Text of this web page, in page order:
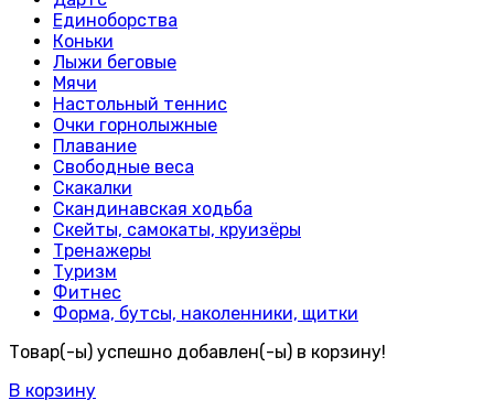
Единоборства
Коньки
Лыжи беговые
Мячи
Настольный теннис
Очки горнолыжные
Плавание
Свободные веса
Скакалки
Скандинавская ходьба
Скейты, самокаты, круизёры
Тренажеры
Туризм
Фитнес
Форма, бутсы, наколенники, щитки
Товар(-ы) успешно добавлен(-ы) в корзину!
В корзину